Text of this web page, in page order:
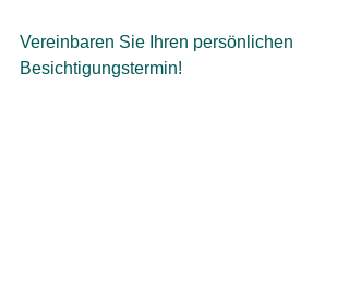
Vereinbaren Sie Ihren persönlichen
Besichtigungstermin!